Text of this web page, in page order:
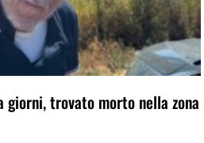
giorni, trovato morto nella zona